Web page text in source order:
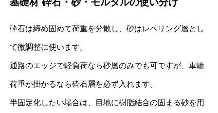
砕石は締め固めて荷重を分散し、砂はレベリング層とし
て微調整に使います。
通路のエッジで軽負荷なら砂層のみでも可ですが、車輪
荷重が掛かるなら砕石層を必ず入れます。
半固定化したい場合は、目地に樹脂結合の固まる砂を用